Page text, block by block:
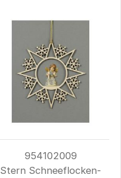
954102009
Stern Schneeflocken-